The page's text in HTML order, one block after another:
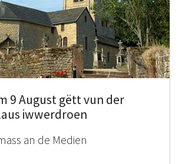
9 August gëtt vun der
iwwerdroen
an de Medien